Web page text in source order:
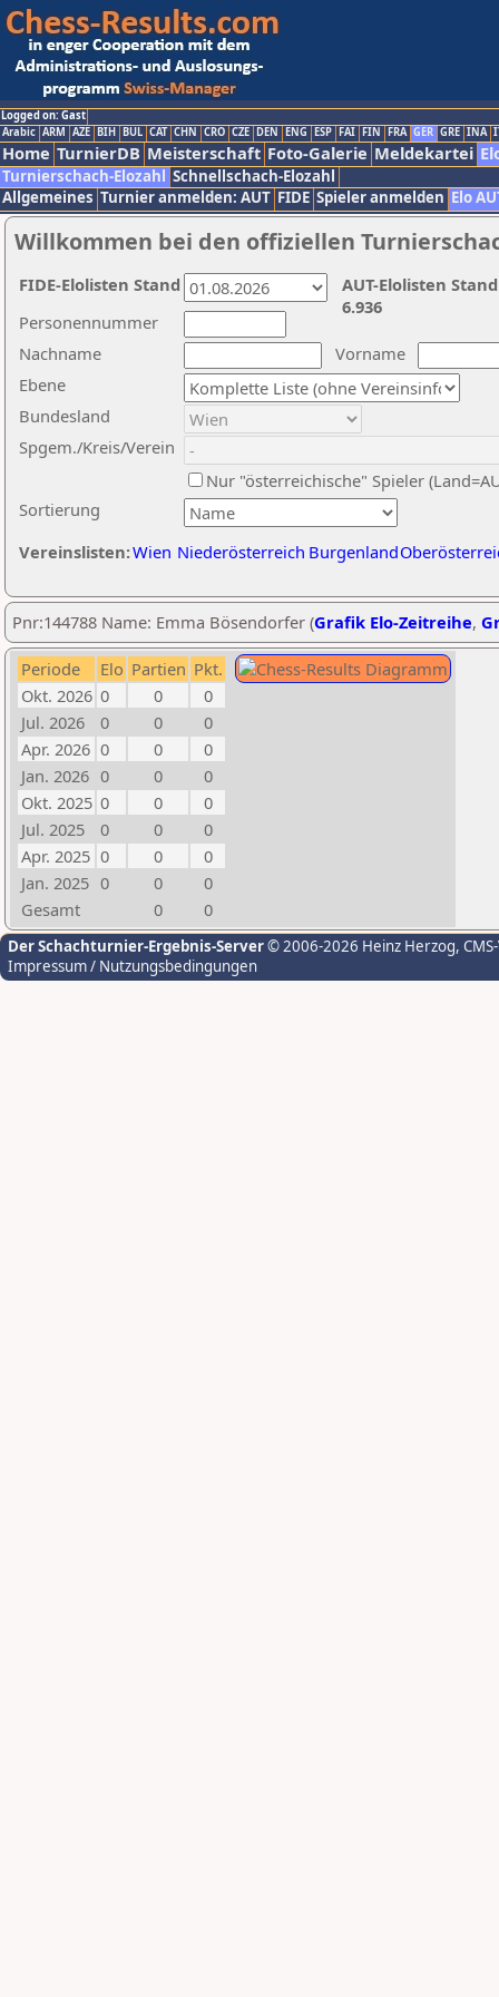
Logged on: Gast
Arabic ARM AZE BIH BUL CAT CHN CRO CZE DEN ENG ESP FAI FIN FRA GER GRE INA
Home TurnierDB Meisterschaft Foto-Galerie Meldekartei
Turnierschach-Elozahl Schnellschach-Elozahl
Allgemeines Turnier anmelden: AUT FIDE Spieler anmelden Elo
Willkommen bei den offiziellen
Nachname
Vorname
Ebene
Sortierung
Personennummer
Bundesland
Spgem./Kreis/Verein
Nur "österreichische" Spieler
Vereinslisten:Wien Niederösterreich Burgenland
AUT-Elolisten
6.936
FIDE-Elolisten Stand
Pnr:144788 Name: Emma Bösendorfer (Grafik Elo-Zeitreihe,
Periode Elo Partien Pkt.
Okt. 2026 0 0
0
Jul. 2026
0 0
0
Apr. 2026 0 0
0
Jan. 2026 0 0
0
Okt. 2025 0 0
0
Jul. 2025
0 0
0
Apr. 2025 0 0
0
Jan. 2025 0 0
0
Gesamt
0 0
Der Schachturnier-Ergebnis-Server© 2006-2026 Heinz Herzog,
Impressum / Nutzungsbedingungen